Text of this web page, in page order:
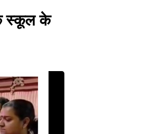
टन कचरे...
लोगों से कहा- आप सभी एक-एक फ...
स्कूल के